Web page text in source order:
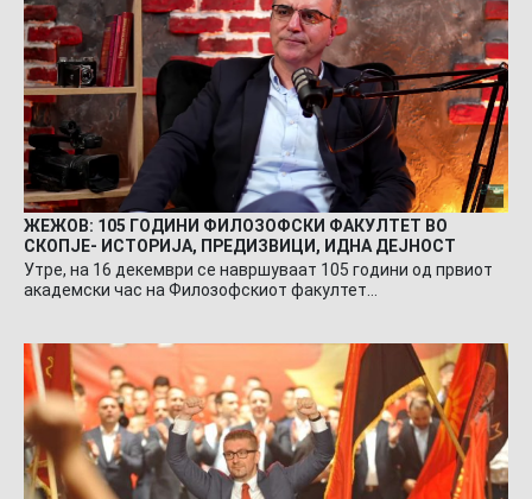
ЖЕЖОВ: 105 ГОДИНИ ФИЛОЗОФСКИ ФАКУЛТЕТ ВО
СКОПЈЕ- ИСТОРИЈА, ПРЕДИЗВИЦИ, ИДНА ДЕЈНОСТ
Утре, на 16 декември се навршуваат 105 години од првиот
академски час на Филозофскиот факултет…